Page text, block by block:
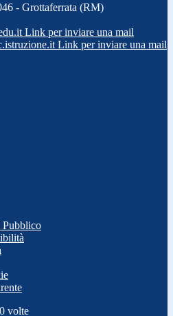
- Grottaferrata (RM)
Link per inviare una mail
Link per inviare una mail
volte